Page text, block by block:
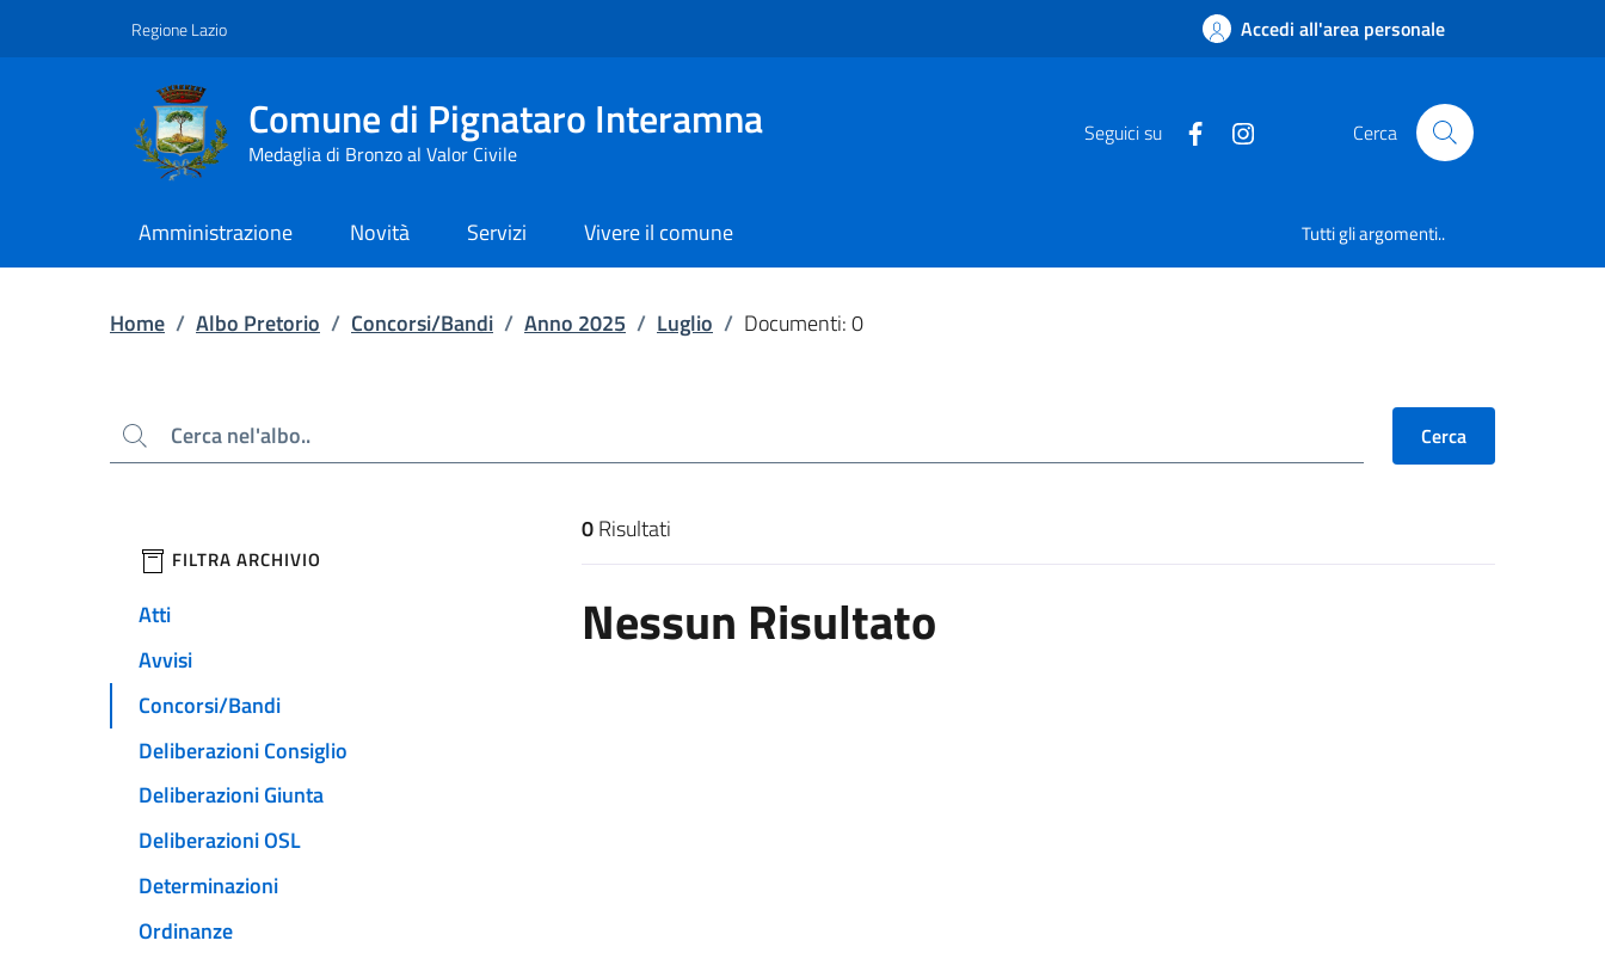
Regione Lazio Accedi all'area personale
Comune di Pignataro Interamna
Medaglia di Bronzo al Valor Civile
Seguici su Cerca
Amministrazione Novità Servizi Vivere il comune Tutti gli argomenti..
Home / Albo Pretorio / Concorsi/Bandi / Anno 2025 / Luglio / Documenti: 0
Cerca Cerca
filtri da applicare
FILTRA ARCHIVIO
Atti
Avvisi
Concorsi/Bandi
Deliberazioni Consiglio
Deliberazioni Giunta
Deliberazioni OSL
Determinazioni
Ordinanze
Risultati di ricerca
0Risultati
Nessun Risultato